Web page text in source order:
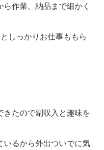
作業、納品まで細かく
しっかりお仕事ももら
きたので副収入と趣味を
いるから外出ついでに気